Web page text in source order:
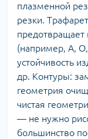
плазменной
резки.
предотвращает
(например, A,
устойчивость
др. Контуры:
геометрия
чистая
— не нужно
большинство